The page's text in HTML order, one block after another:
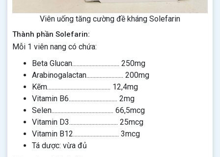
Viên uống tăng cường đề kháng Solefarin
Thành phần Solefarin:
Mỗi 1 viên nang có chứa:
Beta Glucan................................ 250mg
Arabinogalactan......................... 200mg
Kẽm........................................... 12,4mg
Vitamin B6................................. 2mg
Selen.......................................... 66,5mcg
Vitamin D3................................. 25mcg
Vitamin B12............................... 3mcg
Tá dược: vừa đủ